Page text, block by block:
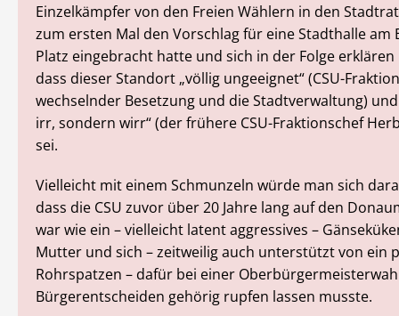
Einzelkämpfer von den Freien Wählern in den
zum ersten Mal den Vorschlag für eine Stadthalle am
Platz eingebracht hatte und sich in der Folge
dass dieser Standort „völlig ungeeignet“ (CSU-
wechselnder Besetzung und die Stadtverwaltung)
irr, sondern wirr“ (der frühere CSU-Fraktionschef
sei.
Vielleicht mit einem Schmunzeln würde man sich
dass die CSU zuvor über 20 Jahre lang auf den
war wie ein – vielleicht latent aggressives –
Mutter und sich – zeitweilig auch unterstützt von ein
Rohrspatzen – dafür bei einer
Bürgerentscheiden gehörig rupfen lassen musste.